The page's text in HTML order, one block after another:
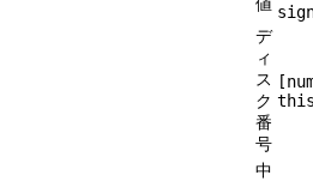
デ
ィ
ス
ク
番
号
中